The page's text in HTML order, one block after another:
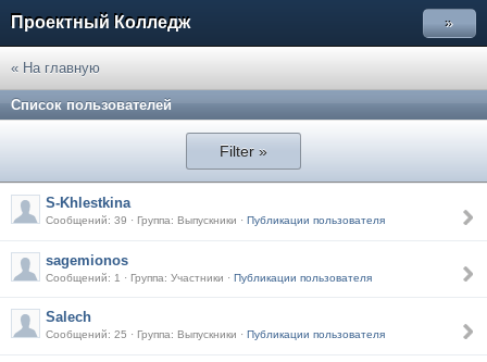
Проектный Колледж »
« На главную
Список пользователей
Filter »
S-Khlestkina
Сообщений: 39 · Группа: Выпускники · Публикации пользователя
sagemionos
Сообщений: 1 · Группа: Участники · Публикации пользователя
Salech
Сообщений: 25 · Группа: Выпускники · Публикации пользователя